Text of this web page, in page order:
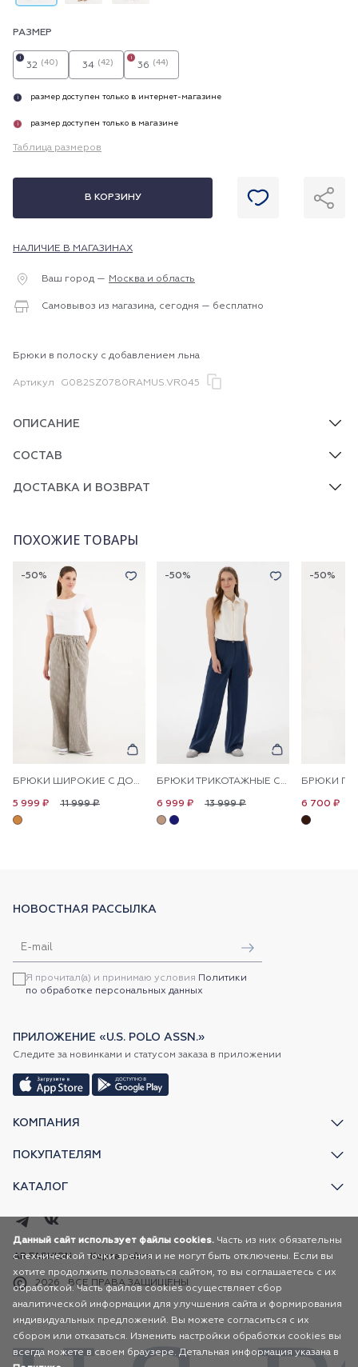
РАЗМЕР
32 (40)
i
34 (42) 36 (44)
i
i размер доступен только в интернет-магазине
i размер доступен только в магазине
Таблица размеров
В КОРЗИНУ
НАЛИЧИЕ В МАГАЗИНАХ
Ваш город — Москва и область
Самовывоз из магазина, сегодня — бесплатно
Брюки в полоску с добавлением льна
Артикул G082SZ0780RAMUS.VR045
ОПИСАНИЕ
СОСТАВ
ДОСТАВКА И ВОЗВРАТ
ПОХОЖИЕ ТОВАРЫ
-50%
БРЮКИ ШИРОКИЕ С ДОБАВЛЕНИЕМ ЛЬНА НА КУЛИСКЕ
11 999 ₽
5 999 ₽
-50%
БРЮКИ ТРИКОТАЖНЫЕ СО СТРЕЛКАМИ
13 999 ₽
6 999 ₽
-50%
6 700 ₽
КОМПАНИЯ
ПОКУПАТЕЛЯМ
КАТАЛОГ
НОВОСТНАЯ РАССЫЛКА
Я прочитал(а) и принимаю условия Политики
по обработке персональных данных
ПРИЛОЖЕНИЕ «U.S. POLO ASSN.»
Следите за новинками и статусом заказа в приложении
2026 ВСЕ ПРАВА ЗАЩИЩЕНЫ
AR FASHION Карта сайта
Данный сайт использует файлы cookies. Часть из них обязательны
с технической точки зрения и не могут быть отключены. Если вы
хотите продолжить пользоваться сайтом, то вы соглашаетесь с их
обработкой. Часть файлов cookies осуществляет сбор
аналитической информации для улучшения сайта и формирования
индивидуальных предложений. Вы можете согласиться с их
сбором или отказаться. Изменить настройки обработки cookies вы
всегда можете в своем браузере. Детальная информация указана в